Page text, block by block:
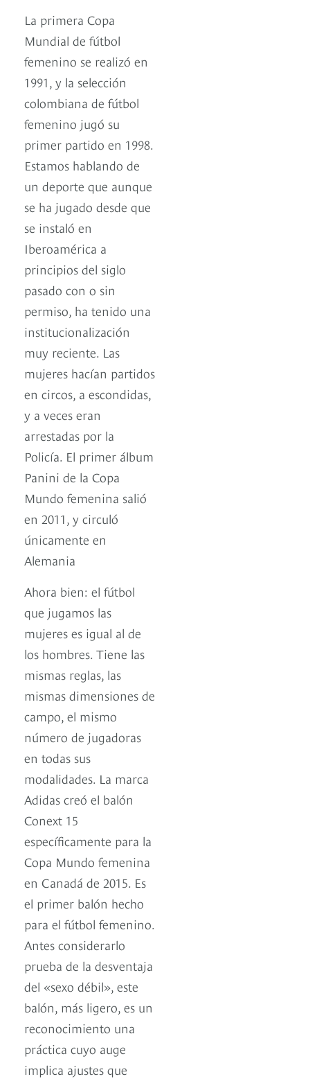
La primera Copa
Mundial de fútbol
femenino se realizó en
1991, y la selección
colombiana de fútbol
femenino jugó su
primer partido en 1998.
Estamos hablando de
un deporte que aunque
se ha jugado desde que
se instaló en
Iberoamérica a
principios del siglo
pasado con o sin
permiso, ha tenido una
institucionalización
muy reciente. Las
mujeres hacían partidos
en circos, a escondidas,
y a veces eran
arrestadas por la
Policía. El primer álbum
Panini de la Copa
Mundo femenina salió
en 2011, y circuló
únicamente en
Alemania
Ahora bien: el fútbol
que jugamos las
mujeres es igual al de
los hombres. Tiene las
mismas reglas, las
mismas dimensiones de
campo, el mismo
número de jugadoras
en todas sus
modalidades. La marca
Adidas creó el balón
Conext 15
específicamente para la
Copa Mundo femenina
en Canadá de 2015. Es
el primer balón hecho
para el fútbol femenino.
Antes considerarlo
prueba de la desventaja
del «sexo débil», este
balón, más ligero, es un
reconocimiento una
práctica cuyo auge
implica ajustes que